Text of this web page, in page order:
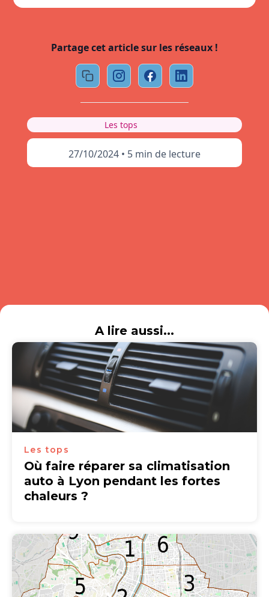
Partage cet article sur les réseaux !
Les tops
27/10/2024 • 5 min de lecture
A lire aussi...
Les tops
Où faire réparer sa climatisation
auto à Lyon pendant les fortes
chaleurs ?